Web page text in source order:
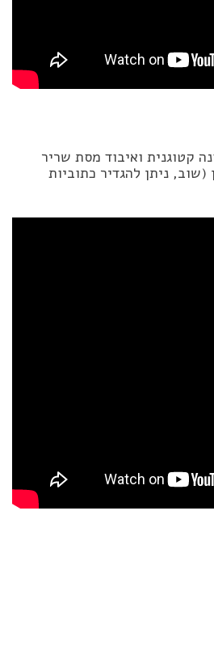
קטוגנית ואיבוד מסת שריר
ניתן להגדיר כתוביות